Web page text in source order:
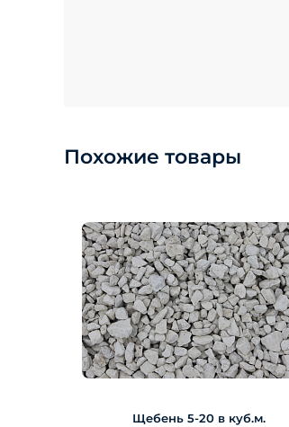
Похожие товары
Щебень 5-20 в куб.м.